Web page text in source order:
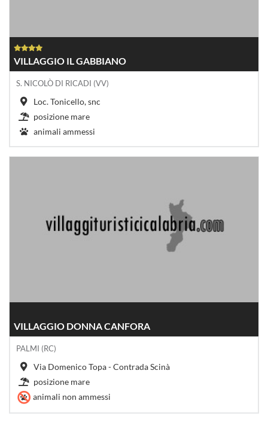
VILLAGGIO IL GABBIANO
S. NICOLÒ DI RICADI (VV)
Loc. Tonicello, snc
posizione mare
animali ammessi
VILLAGGIO DONNA CANFORA
PALMI (RC)
Via Domenico Topa - Contrada Scinà
posizione mare
animali non ammessi